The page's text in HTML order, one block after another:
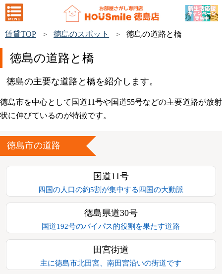
賃貸TOP 徳島のスポット 徳島の道路と橋
徳島の道路と橋
徳島の主要な道路と橋を紹介します。
徳島市を中心として国道11号や国道55号などの主要道路が放射
状に伸びているのが特徴です。
徳島市の道路
国道11号
四国の人口の約5割が集中する四国の大動脈
徳島県道30号
国道192号のバイパス的役割を果たす道路
田宮街道
主に徳島市北田宮、南田宮沿いの街道です